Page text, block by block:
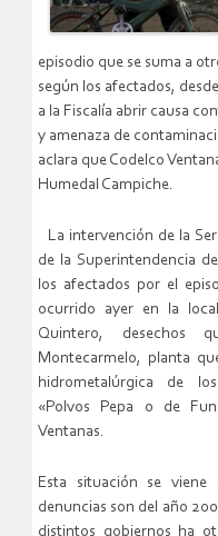
episodio que se suma a
según los afectados,
a la Fiscalía abrir causa
y amenaza de
aclara que Codelco
Humedal Campiche.
La intervención de la
de la Superintendencia
los afectados por el
ocurrido ayer en la
Quintero, desechos
Montecarmelo, planta
hidrometalúrgica de
«Polvos Pepa o de
Ventanas.
Esta situación se viene
denuncias son del año
distintos gobiernos ha